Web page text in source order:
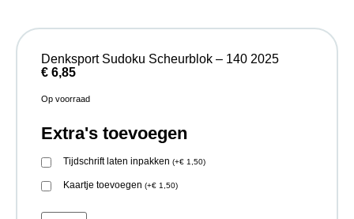
Denksport Sudoku Scheurblok – 140 2025
€ 6,85
Op voorraad
Extra's toevoegen
Tijdschrift laten inpakken (+€ 1,50)
Kaartje toevoegen (+€ 1,50)